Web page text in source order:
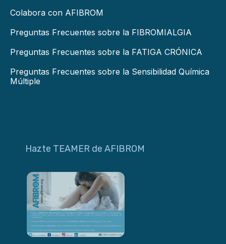
Colabora con AFIBROM
Preguntas Frecuentes sobre la FIBROMIALGIA
Preguntas Frecuentes sobre la FATIGA CRÓNICA
Preguntas Frecuentes sobre la Sensibilidad Química
Múltiple
Hazte TEAMER de AFIBROM